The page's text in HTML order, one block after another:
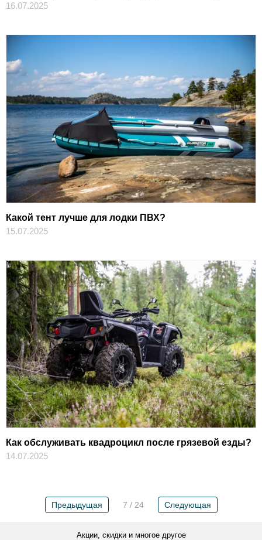
16.07.2025
Какой тент лучше для лодки ПВХ?
15.07.2025
Как обслуживать квадроцикл после грязевой езды?
14.07.2025
Предыдущая 7 / 24 Следующая
Акции, скидки и многое другое